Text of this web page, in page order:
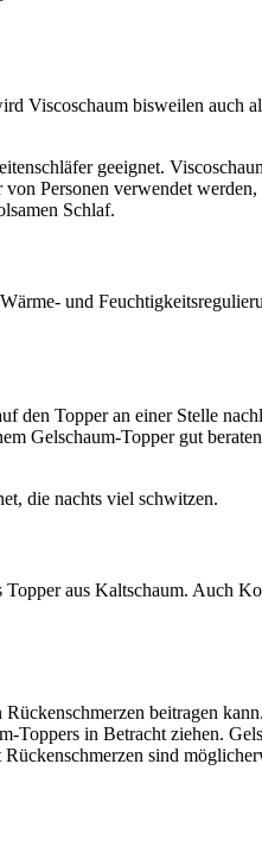
Viscoschaum bisweilen auch
geeignet.
Personen verwendet
Schlaf.
und
den Topper an einer Stelle
Gelschaum-Topper gut
die nachts viel schwitzen.
aus Kaltschaum. Auch
beitragen
Toppers in Betracht ziehen.
sind